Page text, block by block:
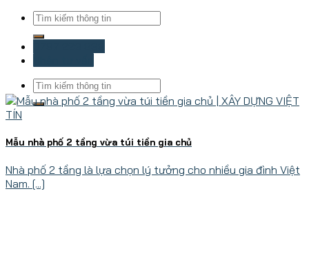
Mẫu nhà phố 2 tầng vừa túi tiền gia chủ
Nhà phố 2 tầng là lựa chọn lý tưởng cho nhiều gia đình Việt
Nam. [...]